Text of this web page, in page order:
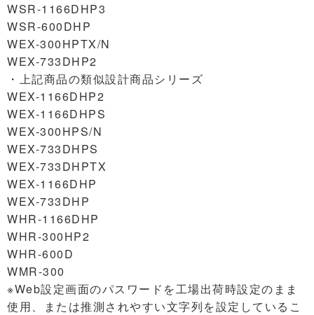
WSR-1166DHP3
WSR-600DHP
WEX-300HPTX/N
WEX-733DHP2
・上記商品の類似設計商品シリーズ
WEX-1166DHP2
WEX-1166DHPS
WEX-300HPS/N
WEX-733DHPS
WEX-733DHPTX
WEX-1166DHP
WEX-733DHP
WHR-1166DHP
WHR-300HP2
WHR-600D
WMR-300
※Web設定画面のパスワードを工場出荷時設定のまま
使用、または推測されやすい文字列を設定しているこ